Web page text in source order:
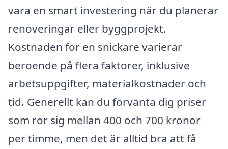
vara en smart investering när du planerar
renoveringar eller byggprojekt.
Kostnaden för en snickare varierar
beroende på flera faktorer, inklusive
arbetsuppgifter, materialkostnader och
tid. Generellt kan du förvänta dig priser
som rör sig mellan 400 och 700 kronor
per timme, men det är alltid bra att få